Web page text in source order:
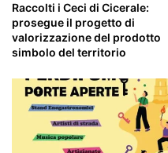
Raccolti i Ceci di Cicerale:
prosegue il progetto di
valorizzazione del prodotto
simbolo del territorio